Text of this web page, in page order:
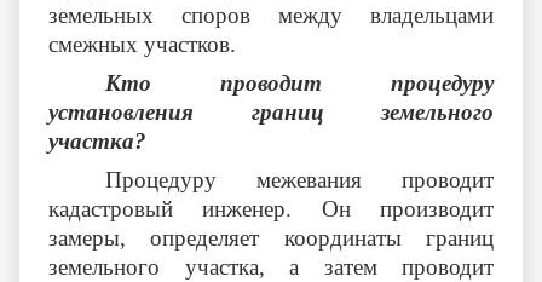
земельных споров между владельцами
смежных участков.
Кто проводит процедуру
установления границ земельного
участка?
Процедуру межевания проводит
кадастровый инженер. Он производит
замеры, определяет координаты границ
земельного участка, а затем проводит